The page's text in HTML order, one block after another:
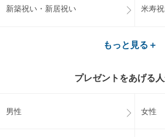
新築祝い・新居祝い 米寿
もっと見る＋
プレゼントをあげる
男性 女性